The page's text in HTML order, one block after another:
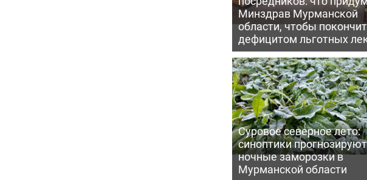
Минздрав Мурманской
области, чтобы
дефицитом льготных
Суровое северное лето:
синоптики прогнозируют
ночные заморозки в
Мурманской области